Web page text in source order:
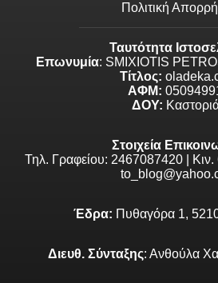
Πολιτική
Ταυτότητα
Επωνυμία: SMIXIOTIS
Τίτλος:
ΑΦΜ:
ΔΟΥ:
Στοιχεία
Τηλ. Γραφείου: 2467087420 |
Έδρα: Πυθαγόρα 1,
Διευθ. Σύνταξης: Ανθούλα